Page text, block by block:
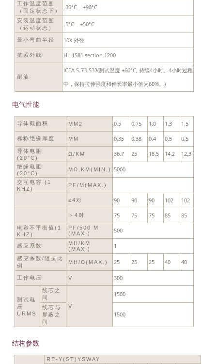
工作温度范围
（固定状态下）
-30°C – +90°C
安装温度范围
（运动状态）
-5°C – +50°C
最小弯曲半径 10X 外径
抗紫外线 UL 1581 section 1200
耐油
ICEA S-73-532(测试温度 +60°C, 持续4小时。4小时过程
中，保持拉伸强度和伸长率最小值为60%。)
电气性能
导体截面积 MM2 0.5 0.75 1.0 1.3 1.5
标称绝缘厚度 MM 0.35 0.38 0.4 0.5 0.5
导体电阻
(20°C)
Ω/KM 36.7 25 18.5 14.2 12.3
绝缘电阻
(20°C)
MΩ.KM(MIN.) 5000
交互电容 (1
KHZ)
PF/M(MAX.)
≤4对 90 90 90 102 102
＞4对 75 75 75 85 85
电容不平衡值(1
KHZ)
PF/500 M
(MAX.)
500
感应系数
MH/KM
(MAX.)
1
感应系数/阻抗比
例
ΜH/Ω(MAX.) 25 25 25 40 40
工作电压 V 300
测试电
压
URMS
线芯之
间
V
1500
线芯与
屏蔽之
间
1500
结构参数
RE-Y(ST)YSWAY